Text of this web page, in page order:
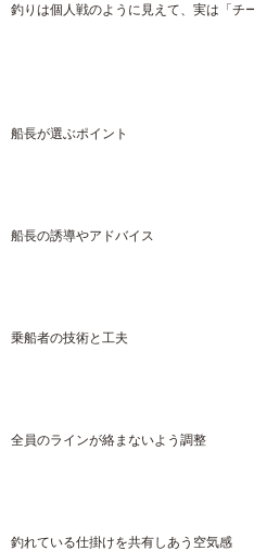
釣りは個人戦のように見えて、実は「チ
船長が選ぶポイント
船長の誘導やアドバイス
乗船者の技術と工夫
全員のラインが絡まないよう調整
釣れている仕掛けを共有しあう空気感